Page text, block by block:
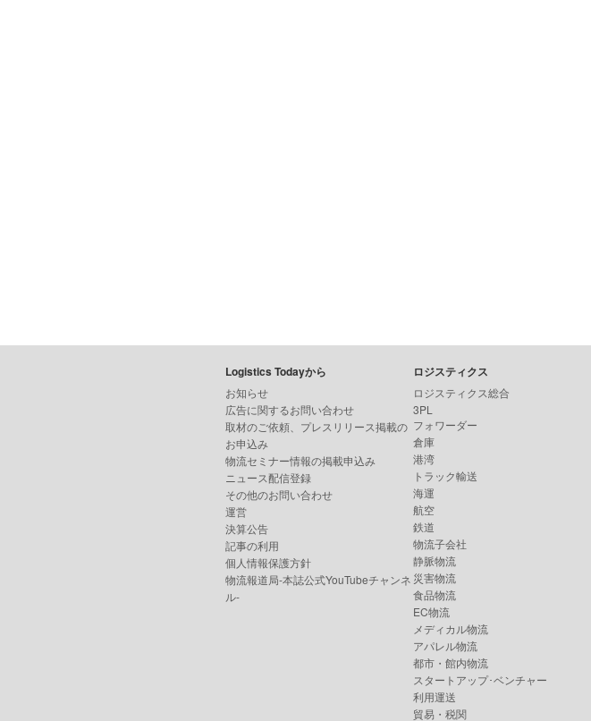
Logistics Todayから
お知らせ
広告に関するお問い合わせ
取材のご依頼、プレスリリース掲載の
お申込み
物流セミナー情報の掲載申込み
ニュース配信登録
その他のお問い合わせ
運営
決算公告
記事の利用
個人情報保護方針
物流報道局-本誌公式YouTubeチャンネ
ル-
ロジスティクス
ロジスティクス総合
3PL
フォワーダー
倉庫
港湾
トラック輸送
海運
航空
鉄道
物流子会社
静脈物流
災害物流
食品物流
EC物流
メディカル物流
アパレル物流
都市・館内物流
スタートアップ･ベンチャー
利用運送
貿易・税関